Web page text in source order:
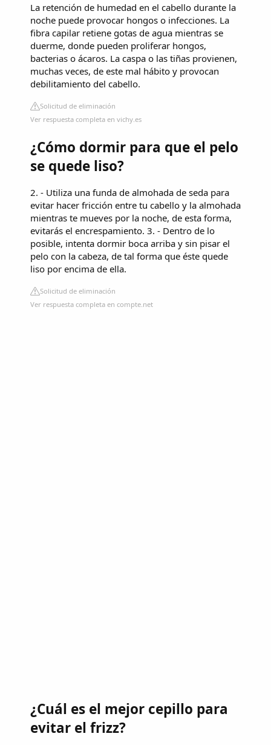
La retención de humedad en el cabello durante la
noche puede provocar hongos o infecciones. La
fibra capilar retiene gotas de agua mientras se
duerme, donde pueden proliferar hongos,
bacterias o ácaros. La caspa o las tiñas provienen,
muchas veces, de este mal hábito y provocan
debilitamiento del cabello.
Solicitud de eliminación
Ver respuesta completa en vichy.es
¿Cómo dormir para que el pelo
se quede liso?
2. - Utiliza una funda de almohada de seda para
evitar hacer fricción entre tu cabello y la almohada
mientras te mueves por la noche, de esta forma,
evitarás el encrespamiento. 3. - Dentro de lo
posible, intenta dormir boca arriba y sin pisar el
pelo con la cabeza, de tal forma que éste quede
liso por encima de ella.
Solicitud de eliminación
Ver respuesta completa en compte.net
¿Cuál es el mejor cepillo para
evitar el frizz?